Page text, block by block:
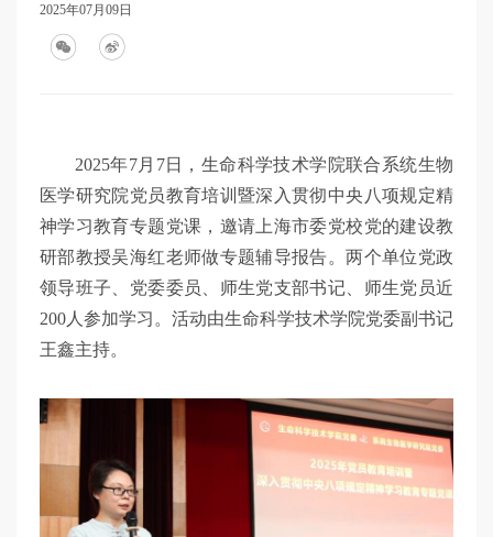
2025年07月09日
2025年7月7日，生命科学技术学院联合系统生物
医学研究院党员教育培训暨深入贯彻中央八项规定精
神学习教育专题党课，邀请上海市委党校党的建设教
研部教授吴海红老师做专题辅导报告。两个单位党政
领导班子、党委委员、师生党支部书记、师生党员近
200人参加学习。活动由生命科学技术学院党委副书记
王鑫主持。